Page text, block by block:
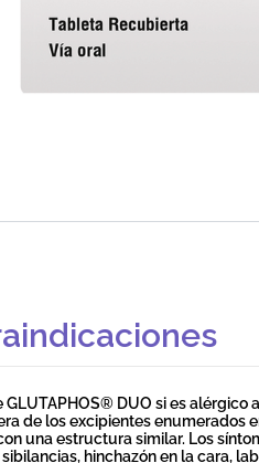
GLUTAPHOS® DUO si es
de los excipientes enumerados
una estructura similar. Los
sibilancias, hinchazón en la cara,